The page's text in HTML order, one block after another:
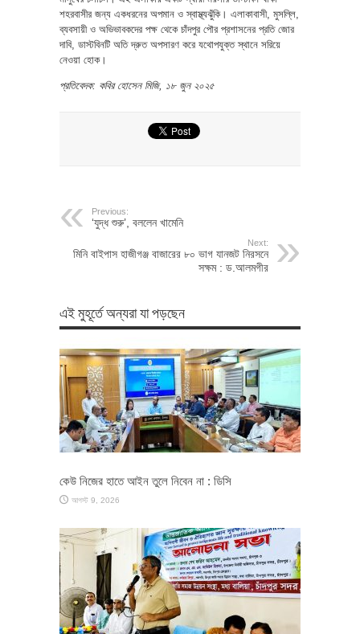
শহরবাসীর জন্য একধরনের অপমান ও স্বাস্থ্যঝুঁকি। এলাকাবাসী, মুসল্লি,
ব্যবসায়ী ও অভিভাবকদের পক্ষ থেকে চাঁদপুর পৌর প্রশাসনের প্রতি জোর
দাবি, ডাস্টবিনটি অতি দ্রুত অপসারণ করে যথোপযুক্ত স্থানে সরিয়ে
নেওয়া হোক।
প্রতিবেদক: কবির হোসেন মিজি, ১৮ জুন ২০২৫
Previous:
‘যুদ্ধ শুরু’, বললেন খামেনি
Next:
মিনি বাইপাস হাজীগঞ্জ বাজারের ৮০ ভাগ যানজট নিরসনে
সক্ষম : ড.আলমগীর
এই মুহূর্তে অন্যরা যা পড়ছেন
কেউ নিজের হাতে আইন তুলে নিবেন না : ডিসি
আগস্ট 9, 2026